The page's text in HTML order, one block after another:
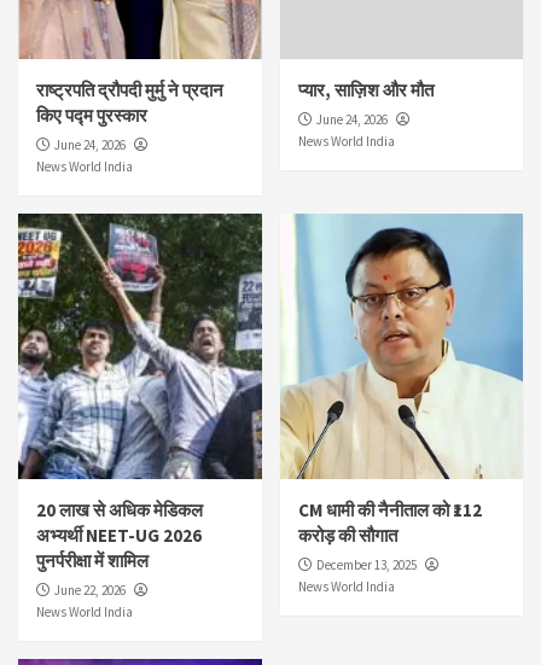
राष्ट्रपति द्रौपदी मुर्मु ने प्रदान
किए पद्म पुरस्कार
June 24, 2026
News World India
प्यार, साज़िश और मौत
June 24, 2026
News World India
20 लाख से अधिक मेडिकल
अभ्यर्थी NEET-UG 2026
पुनर्परीक्षा में शामिल
June 22, 2026
News World India
CM धामी की नैनीताल को ₹112
करोड़ की सौगात
December 13, 2025
News World India